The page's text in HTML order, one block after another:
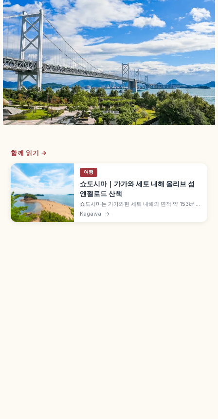
함께 읽기 →
여행
쇼도시마｜가가와 세토 내해 올리브 섬
엔젤로드 산책
쇼도시마는 가가와현 세토 내해의 면적 약 153㎢ 섬
으로, 1908년 일본 최초 올리브 재배가 시작된 '올
리브의 섬'입니다. 영화 '24개의 눈동자' 영화촌, 간
Kagawa →